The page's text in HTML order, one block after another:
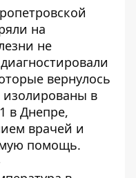
на
не
вернулось
в
в Днепре,
врачей и
помощь.